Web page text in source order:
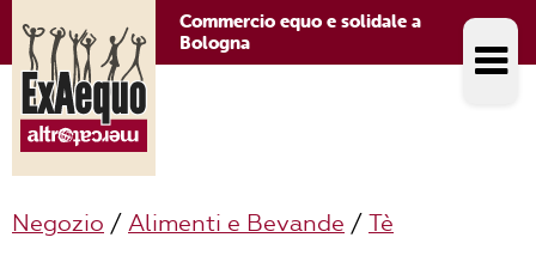
Commercio equo e solidale a
Bologna
Negozio / Alimenti e Bevande / Tè